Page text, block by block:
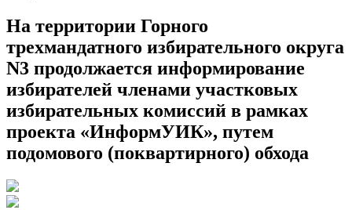
На территории Горного
трехмандатного избирательного округа
N3 продолжается информирование
избирателей членами участковых
избирательных комиссий в рамках
проекта «ИнформУИК», путем
подомового (поквартирного) обхода